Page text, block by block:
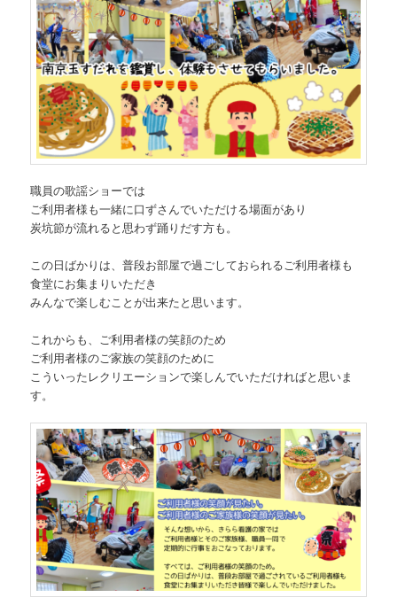
職員の歌謡ショーでは
ご利用者様も一緒に口ずさんでいただける場面があり
炭坑節が流れると思わず踊りだす方も。
この日ばかりは、普段お部屋で過ごしておられるご利用者様も
食堂にお集まりいただき
みんなで楽しむことが出来たと思います。
これからも、ご利用者様の笑顔のため
ご利用者様のご家族の笑顔のために
こういったレクリエーションで楽しんでいただければと思いま
す。